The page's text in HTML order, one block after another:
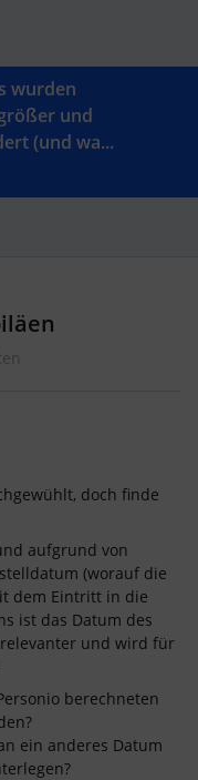
wurden
und
(und wa...
doch finde
aufgrund von
(worauf die
dem Eintritt in die
ist das Datum des
und wird für
berechneten
ein anderes Datum